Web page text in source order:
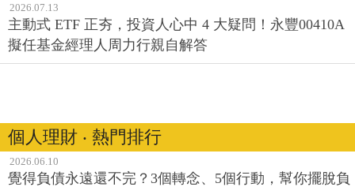
2026.07.13
主動式 ETF 正夯，投資人心中 4 大疑問！永豐00410A
擬任基金經理人周力行親自解答
個人理財 ‧ 熱門排行
2026.06.10
覺得負債永遠還不完？3個轉念、5個行動，幫你擺脫負